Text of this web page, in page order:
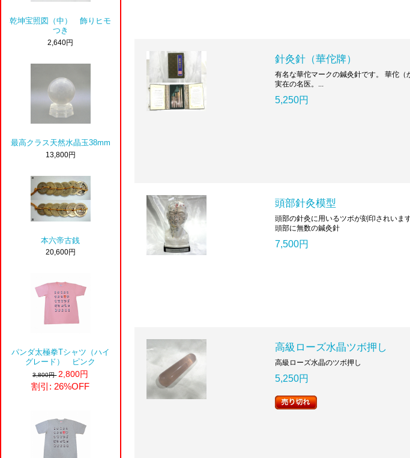
乾坤宝照図（中） 飾りヒモ
つき
2,640円
最高クラス天然水晶玉38mm
13,800円
本六帝古銭
20,600円
パンダ太極拳Tシャツ（ハイ
グレード） ピンク
3,800円 2,800円
割引: 26%OFF
針灸針（華佗牌）
有名な華佗マークの鍼灸針です。 華佗
実在の名医。...
5,250円
頭部針灸模型
頭部の針灸に用いるツボが刻印されいま
頭部に無数の鍼灸針
7,500円
高級ローズ水晶ツボ押し
高級ローズ水晶のツボ押し
5,250円